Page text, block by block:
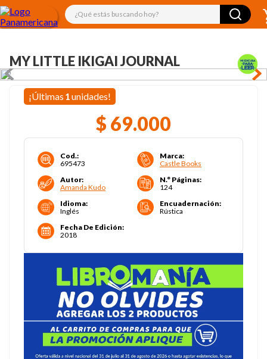
¿Qué estás buscando hoy?
MY LITTLE IKIGAI JOURNAL
¡Últimas 1unidades!
$ 69.000
Cod.:
695473
Marca:
Castle Books
Autor:
Amanda Kudo
N.° Páginas:
124
Idioma:
Inglés
Encuadernación:
Rústica
Fecha De Edición:
2018